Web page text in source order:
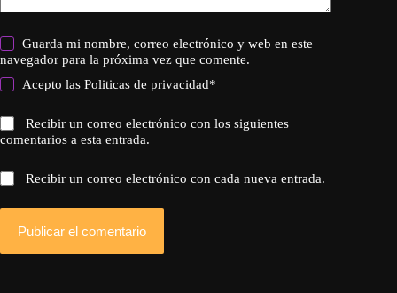
Guarda mi nombre, correo electrónico y web en este
navegador para la próxima vez que comente.
Acepto lasPoliticas de privacidad*
Recibir un correo electrónico con los siguientes
comentarios a esta entrada.
Recibir un correo electrónico con cada nueva entrada.
Publicar el comentario